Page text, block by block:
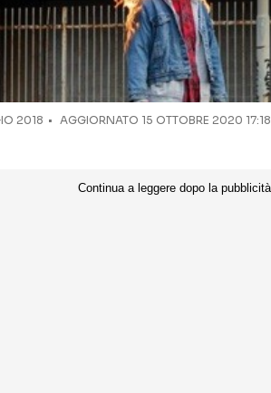
2018 AGGIORNATO 15 OTTOBRE 2020 17:18